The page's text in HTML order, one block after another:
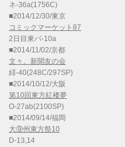
ネ-36a(1756C)
■2014/12/30/東京
コミックマーケット87
2日目東パ-10a
■2014/11/02/京都
文々。新聞友の会
緋-40(248C/297SP)
■2014/10/12/大阪
第10回東方紅楼夢
O-27ab(2100SP)
■2014/09/14/福岡
大⑨州東方祭10
D-13,14